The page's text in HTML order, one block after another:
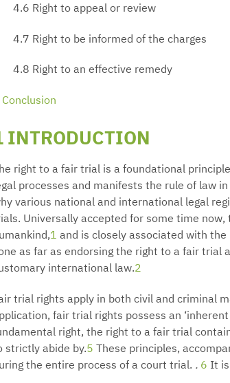
4.6 Right to appeal or review
4.7 Right to be informed of the charges
4.8 Right to an effective remedy
Conclusion
INTRODUCTION
right to a fair trial is a foundational
processes and manifests the rule of law
various national and international legal
Universally accepted for some time
1 and is closely associated with
as far as endorsing the right to a fair trial
international law.2
trial rights apply in both civil and criminal
fair trial rights possess an
right, the right to a fair trial
strictly abide by.5 These principles,
the entire process of a court trial. . 6 It